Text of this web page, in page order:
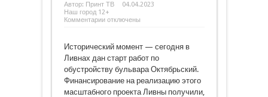
Автор: Принт ТВ
04.04.2023
Наш город 12+
Комментариик
ПРИСТУПАТЬ!
отключены
Исторический момент — сегодня в
Ливнах дан старт работ по
обустройству бульвара Октябрьский.
Финансирование на реализацию этого
масштабного проекта Ливны получили,